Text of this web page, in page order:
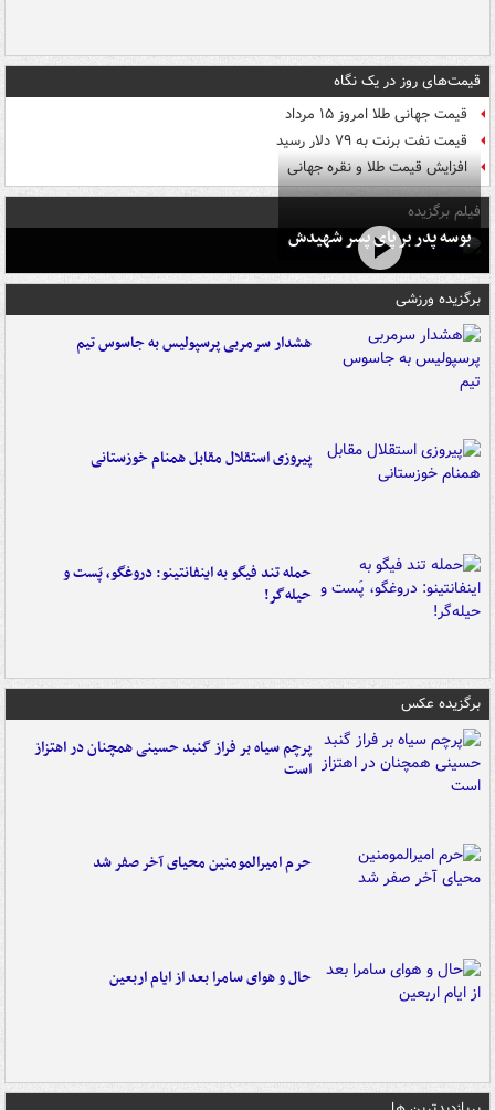
قیمت‌های روز در یک نگاه
قیمت جهانی طلا امروز ۱۵ مرداد
قیمت نفت برنت به ۷۹ دلار رسید
افزایش قیمت طلا و نقره جهانی
فیلم برگزیده
بوسه‌ پدر بر پای پسر شهیدش
برگزیده ورزشی
هشدار سرمربی پرسپولیس به جاسوس تیم
پیروزی استقلال مقابل همنام خوزستانی
حمله تند فیگو به اینفانتینو: دروغگو، پَست‌ و
حیله‌گر!
برگزیده عکس
پرچم سیاه بر فراز گنبد حسینی همچنان در اهتزاز
است
حرم امیرالمومنین محیای آخر صفر شد
حال و هوای سامرا بعد از ایام اربعین